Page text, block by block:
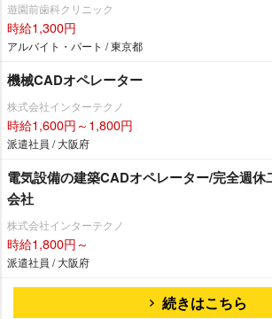
遊園前歯科クリニック
時給1,300円
アルバイト・パート / 東京都
機械CADオペレーター
株式会社インターテクノ
時給1,600円～1,800円
派遣社員 / 大阪府
電気設備の建築CADオペレーター/完全週休
会社
株式会社インターテクノ
時給1,800円～
派遣社員 / 大阪府
続きはこちら